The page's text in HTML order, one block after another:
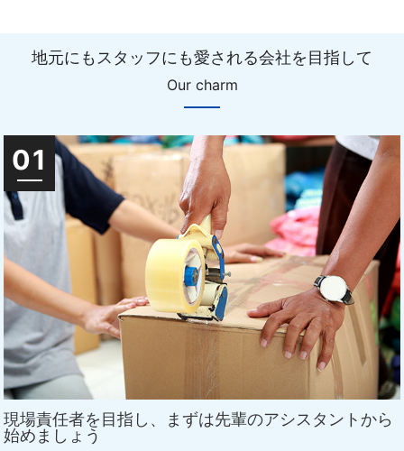
地元にもスタッフにも愛される会社を目指して
Our charm
01
現場責任者を目指し、まずは先輩のアシスタントから
始めましょう